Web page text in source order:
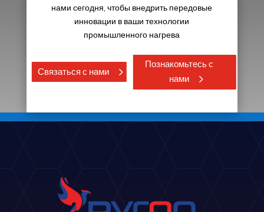
нами сегодня, чтобы внедрить передовые
инновации в ваши технологии
промышленного нагрева
Связаться с нами
Познакомьтесь с
нами